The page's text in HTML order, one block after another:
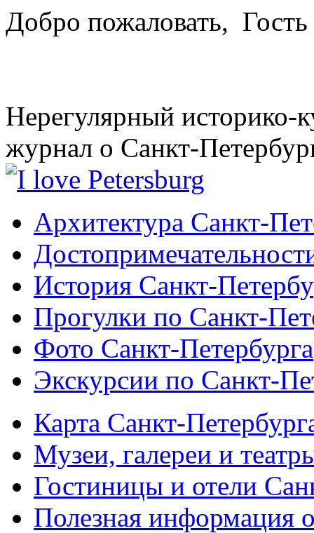
Добро пожаловать, Гость
Нерегулярный историко-
журнал о Санкт-
Архитектура Санкт-
История Санкт-
Прогулки по Санкт-
Фото Санкт-Петербурга
Экскурсии по Санкт-
Карта Санкт-
Музеи, галереи и
Гостиницы и отели
Полезная информация